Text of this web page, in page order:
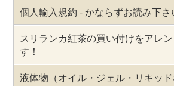
個人輸入規約 - かならずお読み下さ
スリランカ紅茶の買い付けをアレ
す！
液体物（オイル・ジェル・リキッ